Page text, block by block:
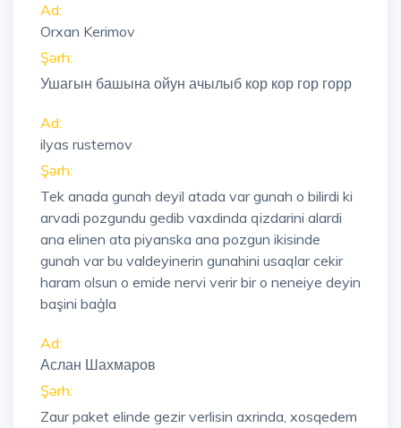
Ad:
Orxan Kerimov
Şərh:
Ушагын башына ойун ачылыб кор кор гор горр
Ad:
ilyas rustemov
Şərh:
Tek anada gunah deyil atada var gunah o bilirdi ki
arvadi pozgundu gedib vaxdinda qizdarini alardi
ana elinen ata piyanska ana pozgun ikisinde
gunah var bu valdeyinerin gunahini usaqlar cekir
haram olsun o emide nervi verir bir o neneiye deyin
başini baģla
Ad:
Аслан Шахмаров
Şərh:
Zaur paket elinde gezir verlisin axrinda, xosqedem